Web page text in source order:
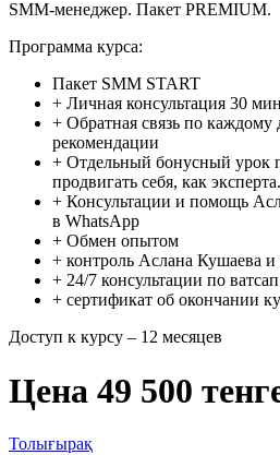
SMM-менеджер. Пакет PREMIUM.
Программа курса:
Пакет SMM START
+ Личная консультация 30
+ Обратная связь по
рекомендации
+ Отдельный бонусный урок
продвигать себя, как эксперта.
+ Консультации и помощь
в WhatsApp
+ Обмен опытом
+ контроль Аслана Кушаева и
+ 24/7 консультации по
+ сертификат об окончании
Доступ к курсу – 12 месяцев
Цена 49 500
Толығырақ